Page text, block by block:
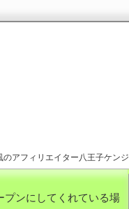
のアフィリエイター八王子ケンジ
プンにしてくれている場